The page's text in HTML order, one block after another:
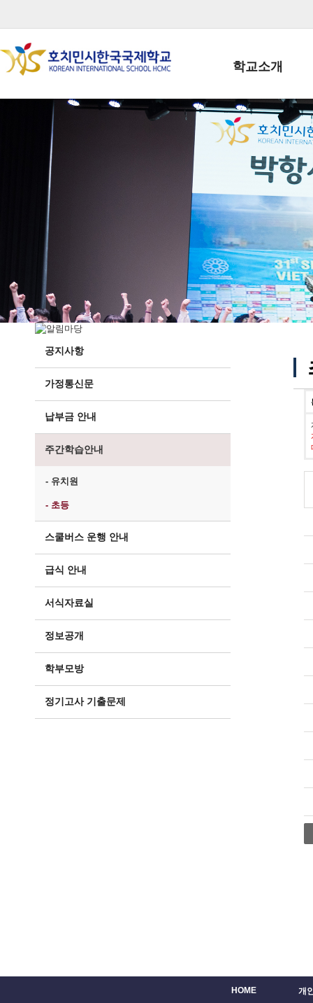
학교소개
학교장인사말
학생회장인사말
학교상징
학교 CI
교직원현황
학생현황
위치/전화
전경사진
공지사항
가정통신문
납부금 안내
주간학습안내
- 유치원
- 초등
스쿨버스 운행 안내
급식 안내
서식자료실
정보공개
학부모방
정기고사 기출문제
HOME 개